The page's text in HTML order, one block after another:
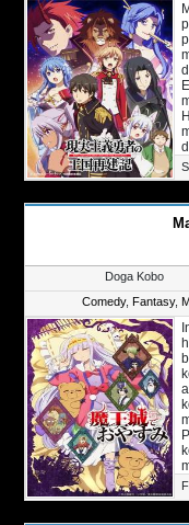
Doga Kobo
Comedy, Fantasy,